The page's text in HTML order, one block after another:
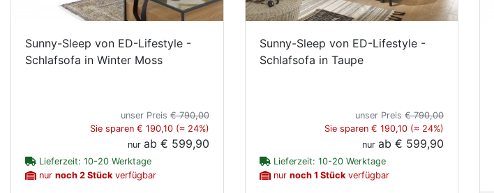
Sunny-Sleep von ED-Lifestyle -
Schlafsofa in Winter Moss
unser Preis € 790,00
Sie sparen € 190,10 (≈ 24%)
nur ab € 599,90
Lieferzeit: 10-20 Werktage
nur noch 2 Stück verfügbar
Sunny-Sleep von ED-Lifestyle -
Schlafsofa in Taupe
unser Preis € 790,00
Sie sparen € 190,10 (≈ 24%)
nur ab € 599,90
Lieferzeit: 10-20 Werktage
nur noch 1 Stück verfügbar